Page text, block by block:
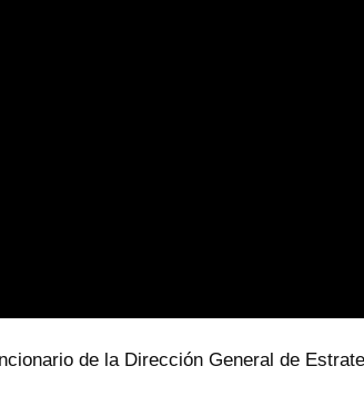
de la Dirección General de